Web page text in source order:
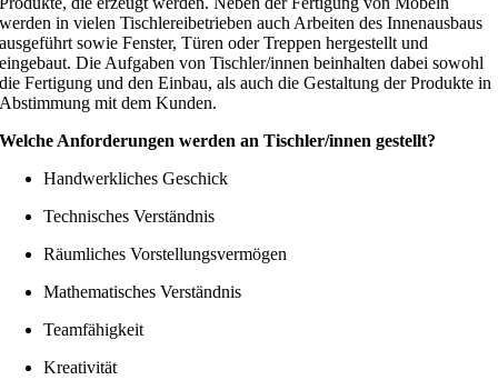
werden in vielen Tischlereibetrieben auch Arbeiten des Innenausbaus
ausgeführt sowie Fenster, Türen oder Treppen hergestellt und
eingebaut. Die Aufgaben von Tischler/innen beinhalten dabei sowohl
die Fertigung und den Einbau, als auch die Gestaltung der Produkte in
Abstimmung mit dem Kunden.
Welche Anforderungen werden an Tischler/innen gestellt?
Handwerkliches Geschick
Technisches Verständnis
Räumliches Vorstellungsvermögen
Mathematisches Verständnis
Teamfähigkeit
Kreativität